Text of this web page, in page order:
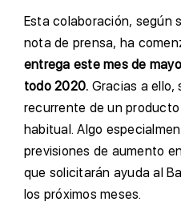
Esta colaboración, según
nota de prensa, ha
entrega este mes de mayo
todo 2020. Gracias a ello,
recurrente de un
habitual. Algo
previsiones de aumento
que solicitarán ayuda al
los próximos meses.